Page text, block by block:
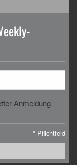
Anmeldung
* Pflichtfeld